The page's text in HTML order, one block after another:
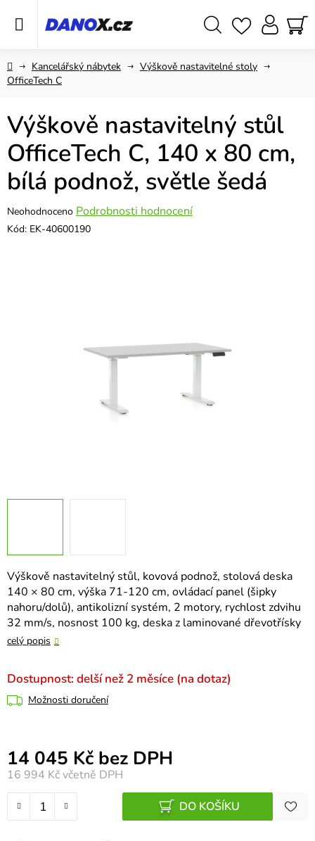
DomůKancelářský nábytek
Výškově nastavitelné stoly
OfficeTech C
Výškově nastavitelný stůl, kovová podnož, stolová deska
140 × 80 cm, výška 71-120 cm, ovládací panel (šipky
nahoru/dolů), antikolizní systém, 2 motory, rychlost zdvihu
32 mm/s, nosnost 100 kg, deska z laminované dřevotřísky
celý popis
Dostupnost: delší než 2 měsíce (na dotaz)
Možnosti doručení
16 994 Kčvčetně DPH
14 045 Kč bez DPH
Měrná cena:
DO KOŠÍKU
Výškově nastavitelný stůl
OfficeTech C, 140 x 80 cm,
bílá podnož, světle šedá
Průměrné
hodnocení
Neohodnoceno Podrobnosti hodnocení
Kód: EK-40600190